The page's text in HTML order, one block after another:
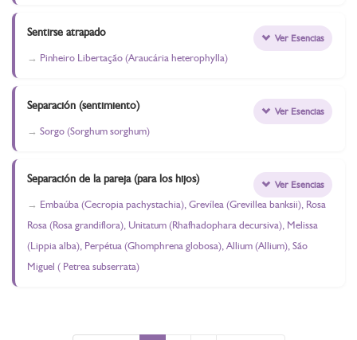
Sentirse atrapado
Pinheiro Libertação (Araucária heterophylla)
Ver Esencias
Separación (sentimiento)
Sorgo (Sorghum sorghum)
Ver Esencias
Separación de la pareja (para los hijos)
Embaúba (Cecropia pachystachia), Grevílea (Grevillea banksii), Rosa
Rosa (Rosa grandiflora), Unitatum (Rhafhadophara decursiva), Melissa
(Lippia alba), Perpétua (Ghomphrena globosa), Allium (Allium), São
Miguel ( Petrea subserrata)
Ver Esencias